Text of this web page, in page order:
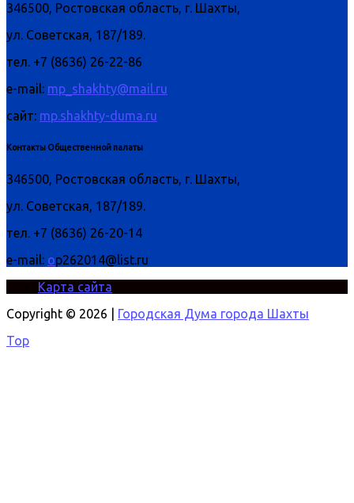
346500, Ростовская область, г. Шахты,
ул. Советская, 187/189.
тел. +7 (8636) 26-22-86
e-mail: mp_shakhty@mail.ru
сайт: mp.shakhty-duma.ru
Контакты Общественной палаты
346500, Ростовская область, г. Шахты,
ул. Советская, 187/189.
тел. +7 (8636) 26-20-14
e-mail: op262014@list.ru
Карта сайта
Copyright © 2026 |
Городская Дума города Шахты
Top